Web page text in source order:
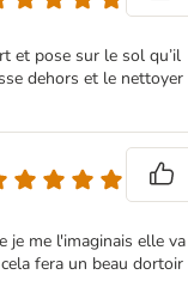
et pose sur le sol qu’il
dehors et le nettoyer
je me l'imaginais elle va
fera un beau dortoir